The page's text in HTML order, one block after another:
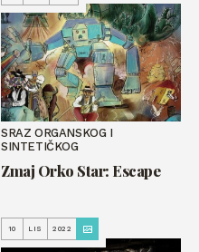
SRAZ ORGANSKOG I
SINTETIČKOG
Zmaj Orko Star: Escape
10 LIS 2022